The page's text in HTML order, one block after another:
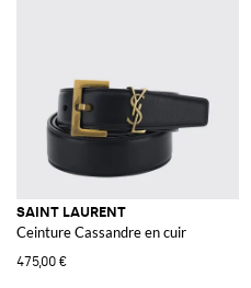
SAINT LAURENT
Ceinture Cassandre en cuir
475,00 €